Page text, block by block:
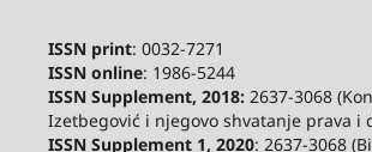
ISSN print: 0032-7271
ISSN online: 1986-5244
ISSN Supplement, 2018:2637-3068
Izetbegović i njegovo shvatanje prava i
ISSN Supplement 1, 2020: 2637-3068